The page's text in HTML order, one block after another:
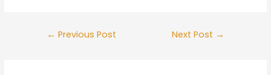
← Previous Post Next Post →